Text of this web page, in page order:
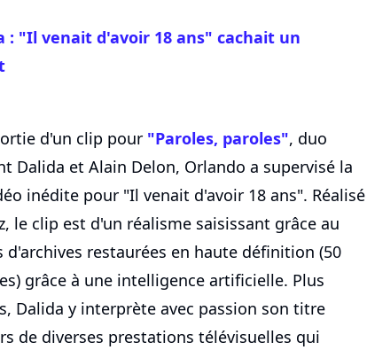
: "Il venait d'avoir 18 ans" cachait un
d'un clip pour "Paroles, paroles", duo
Dalida et Alain Delon, Orlando a supervisé la
inédite pour "Il venait d'avoir 18 ans". Réalisé
le clip est d'un réalisme saisissant grâce au
d'archives restaurées en haute définition (50
grâce à une intelligence artificielle. Plus
Dalida y interprète avec passion son titre
de diverses prestations télévisuelles qui